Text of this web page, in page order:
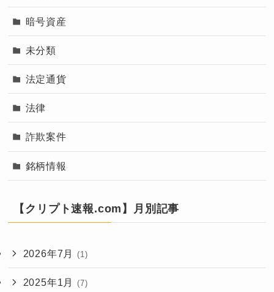
暗号資産
未分類
法定通貨
法律
詐欺案件
銘柄情報
【クリプト速報.com】月別記事
2026年7月 (1)
2025年1月 (7)